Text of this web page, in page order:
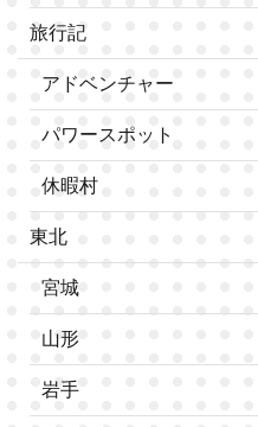
旅行記
アドベンチャー
パワースポット
休暇村
東北
宮城
山形
岩手